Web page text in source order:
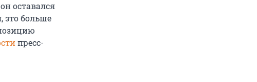
оставался
это больше
пресс-